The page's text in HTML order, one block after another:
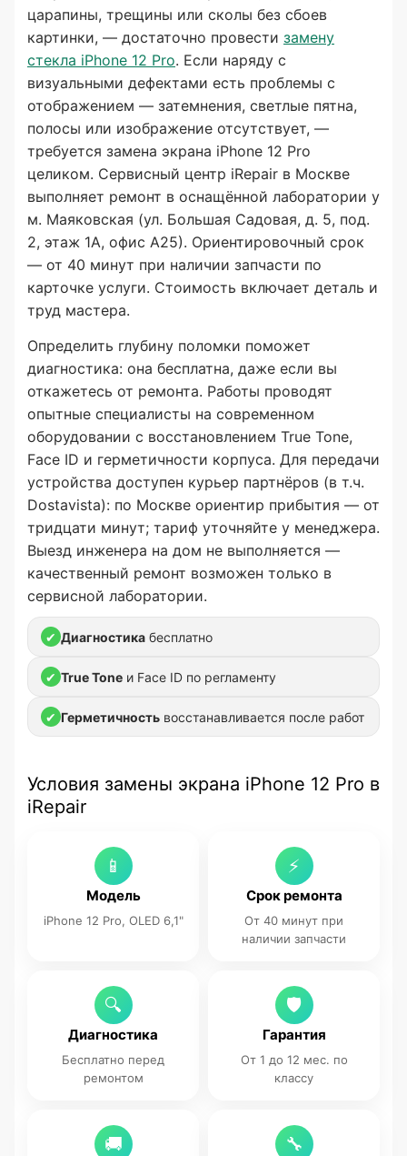
царапины, трещины или сколы без сбоев
картинки, — достаточно провести замену
стекла iPhone 12 Pro. Если наряду с
визуальными дефектами есть проблемы с
отображением — затемнения, светлые пятна,
полосы или изображение отсутствует, —
требуется замена экрана iPhone 12 Pro
целиком. Сервисный центр iRepair в Москве
выполняет ремонт в оснащённой лаборатории у
м. Маяковская (ул. Большая Садовая, д. 5, под.
2, этаж 1А, офис А25). Ориентировочный срок
— от 40 минут при наличии запчасти по
карточке услуги. Стоимость включает деталь и
труд мастера.
Определить глубину поломки поможет
диагностика: она бесплатна, даже если вы
откажетесь от ремонта. Работы проводят
опытные специалисты на современном
оборудовании с восстановлением True Tone,
Face ID и герметичности корпуса. Для передачи
устройства доступен курьер партнёров (в т.ч.
Dostavista): по Москве ориентир прибытия — от
тридцати минут; тариф уточняйте у менеджера.
Выезд инженера на дом не выполняется —
качественный ремонт возможен только в
сервисной лаборатории.
✔ Диагностика бесплатно
✔ True Tone и Face ID по регламенту
✔ Герметичность восстанавливается после работ
Условия замены экрана iPhone 12 Pro в
iRepair
📱
Модель
iPhone 12 Pro, OLED 6,1"
⚡
Срок ремонта
От 40 минут при
наличии запчасти
🔍
Диагностика
Бесплатно перед
ремонтом
🛡
Гарантия
От 1 до 12 мес. по
классу
🚚 🔧